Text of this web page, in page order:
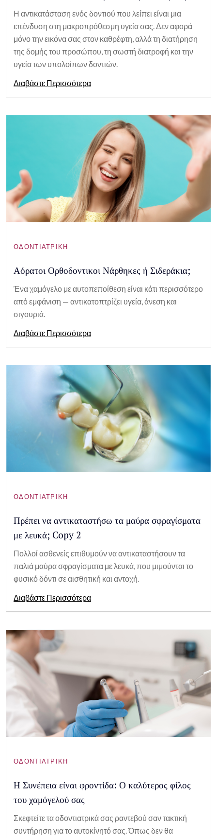
Η αντικατάσταση ενός δοντιού που λείπει είναι μια
επένδυση στη μακροπρόθεσμη υγεία σας. Δεν αφορά
μόνο την εικόνα σας στον καθρέφτη, αλλά τη διατήρηση
της δομής του προσώπου, τη σωστή διατροφή και την
υγεία των υπολοίπων δοντιών.
Διαβάστε Περισσότερα
ΟΔΟΝΤΙΑΤΡΙΚΉ
Αόρατοι Ορθοδοντικοι Νάρθηκες ή Σιδεράκια;
Ένα χαμόγελο με αυτοπεποίθεση είναι κάτι περισσότερο
από εμφάνιση — αντικατοπτρίζει υγεία, άνεση και
σιγουριά.
Διαβάστε Περισσότερα
ΟΔΟΝΤΙΑΤΡΙΚΉ
Πρέπει να αντικαταστήσω τα μαύρα σφραγίσματα
με λευκά; Copy 2
Πολλοί ασθενείς επιθυμούν να αντικαταστήσουν τα
παλιά μαύρα σφραγίσματα με λευκά, που μιμούνται το
φυσικό δόντι σε αισθητική και αντοχή.
Διαβάστε Περισσότερα
ΟΔΟΝΤΙΑΤΡΙΚΉ
Η Συνέπεια είναι φροντίδα: Ο καλύτερος φίλος
του χαμόγελού σας
Σκεφτείτε τα οδοντιατρικά σας ραντεβού σαν τακτική
συντήρηση για το αυτοκίνητό σας. Όπως δεν θα